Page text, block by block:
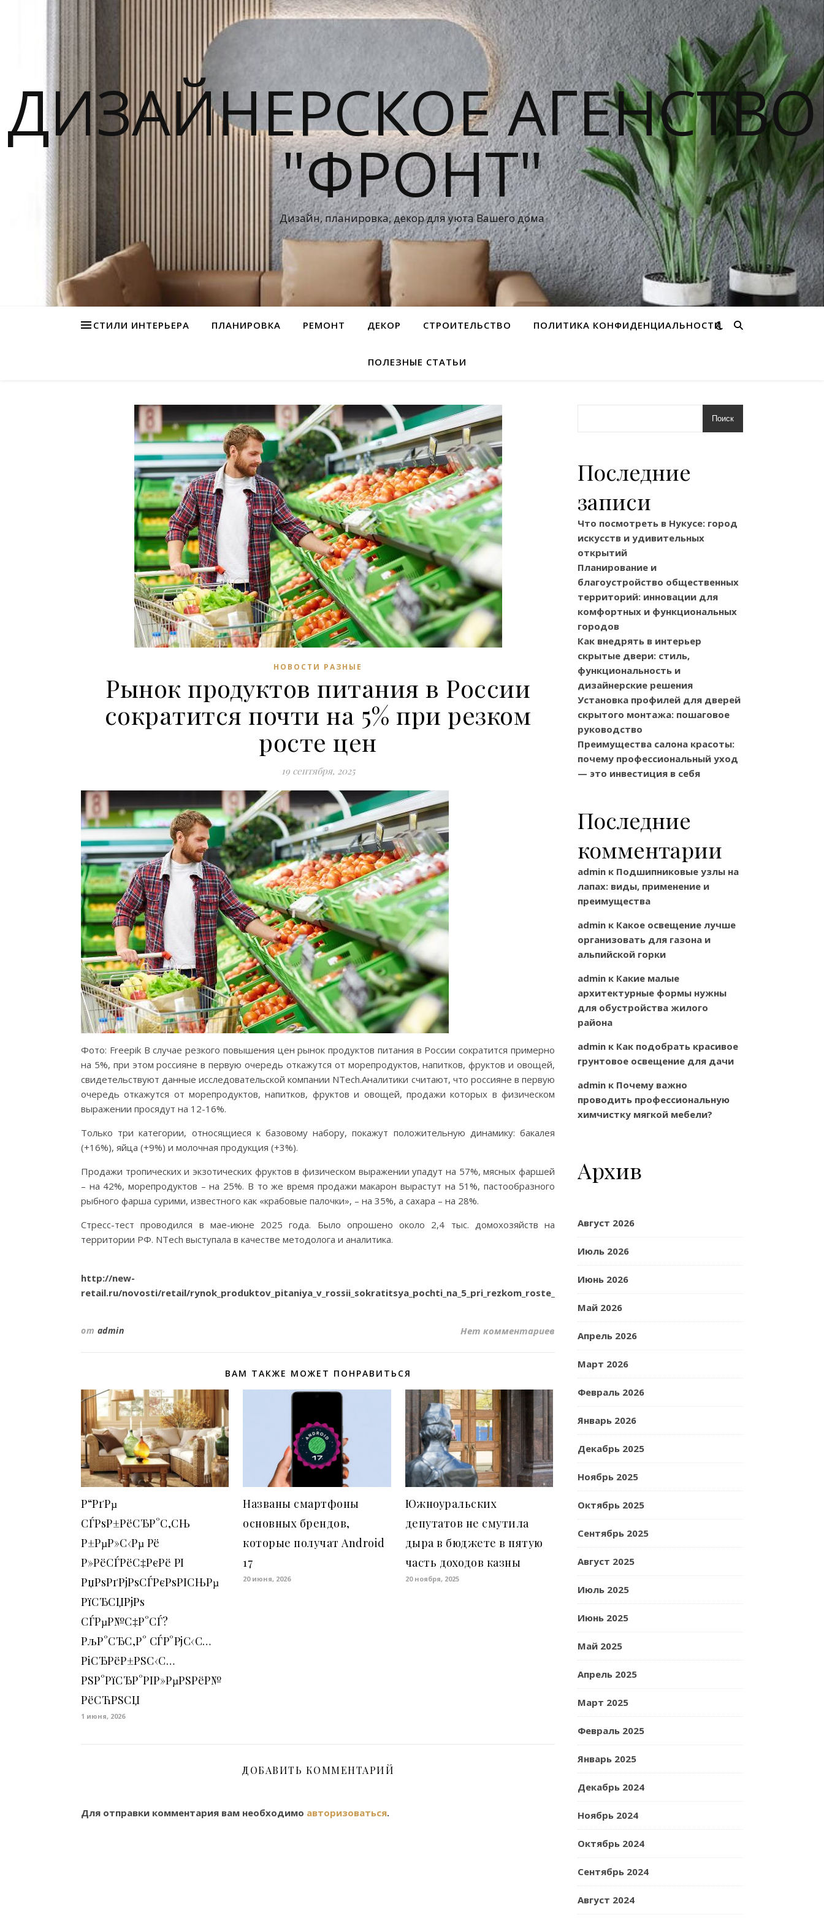
ДИЗАЙНЕРСКОЕ АГЕНСТВО
"ФРОНТ"
Дизайн, планировка, декор для уюта Вашего дома
СТИЛИ ИНТЕРЬЕРА ПЛАНИРОВКА РЕМОНТ ДЕКОР СТРОИТЕЛЬСТВО ПОЛИТИКА КОНФИДЕНЦИАЛЬНОСТИ
ПОЛЕЗНЫЕ СТАТЬИ
НОВОСТИ РАЗНЫЕ
Рынок продуктов питания в России
сократится почти на 5% при резком
росте цен
19 сентября, 2025
Фото: Freepik В случае резкого повышения цен рынок продуктов питания в России сократится примерно
на 5%, при этом россияне в первую очередь откажутся от морепродуктов, напитков, фруктов и овощей,
свидетельствуют данные исследовательской компании NTech.Аналитики считают, что россияне в первую
очередь откажутся от морепродуктов, напитков, фруктов и овощей, продажи которых в физическом
выражении просядут на 12-16%.
Только три категории, относящиеся к базовому набору, покажут положительную динамику: бакалея
(+16%), яйца (+9%) и молочная продукция (+3%).
Продажи тропических и экзотических фруктов в физическом выражении упадут на 57%, мясных фаршей
– на 42%, морепродуктов – на 25%. В то же время продажи макарон вырастут на 51%, пастообразного
рыбного фарша сурими, известного как «крабовые палочки», – на 35%, а сахара – на 28%.
Стресс-тест проводился в мае-июне 2025 года. Было опрошено около 2,4 тыс. домохозяйств на
территории РФ. NTech выступала в качестве методолога и аналитика.
http://new-
retail.ru/novosti/retail/rynok_produktov_pitaniya_v_rossii_sokratitsya_pochti_na_5_pri_rezkom_roste_tsen/
от admin Нет комментариев
ВАМ ТАКЖЕ МОЖЕТ ПОНРАВИТЬСЯ
Р“РґРµ
СЃРѕР±РёСЂР°С‚СЊ
Р±РµР»С‹Рµ Рё
Р»РёСЃРёС‡РєРё РІ
РџРѕРґРјРѕСЃРєРѕРІСЊРµ
РїСЂСЏРјРѕ
СЃРµР№С‡Р°СЃ?
РљР°СЂС‚Р° СЃР°РјС‹С…
РіСЂРёР±РЅС‹С…
РЅР°РїСЂР°РІР»РµРЅРёР№
РёСЋРЅСЏ
1 июня, 2026
Названы смартфоны
основных брендов,
которые получат Android
17
20 июня, 2026
Южноуральских
депутатов не смутила
дыра в бюджете в пятую
часть доходов казны
20 ноября, 2025
ДОБАВИТЬ КОММЕНТАРИЙ
Для отправки комментария вам необходимо авторизоваться.
Поиск
Последние
записи
Что посмотреть в Нукусе: город
искусств и удивительных
открытий
Планирование и
благоустройство общественных
территорий: инновации для
комфортных и функциональных
городов
Как внедрять в интерьер
скрытые двери: стиль,
функциональность и
дизайнерские решения
Установка профилей для дверей
скрытого монтажа: пошаговое
руководство
Преимущества салона красоты:
почему профессиональный уход
— это инвестиция в себя
Последние
комментарии
admin к Подшипниковые узлы на
лапах: виды, применение и
преимущества
admin к Какое освещение лучше
организовать для газона и
альпийской горки
admin к Какие малые
архитектурные формы нужны
для обустройства жилого
района
admin к Как подобрать красивое
грунтовое освещение для дачи
admin к Почему важно
проводить профессиональную
химчистку мягкой мебели?
Архив
Август 2026
Июль 2026
Июнь 2026
Май 2026
Апрель 2026
Март 2026
Февраль 2026
Январь 2026
Декабрь 2025
Ноябрь 2025
Октябрь 2025
Сентябрь 2025
Август 2025
Июль 2025
Июнь 2025
Май 2025
Апрель 2025
Март 2025
Февраль 2025
Январь 2025
Декабрь 2024
Ноябрь 2024
Октябрь 2024
Сентябрь 2024
Август 2024